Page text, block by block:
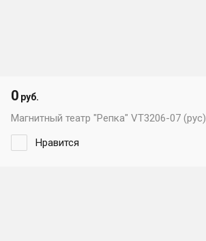
Магнитный театр "Репка" VT3206-07 (рус)
0 руб.
Нравится